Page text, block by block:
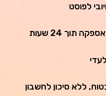
לפוסט
תוך 24 שעות